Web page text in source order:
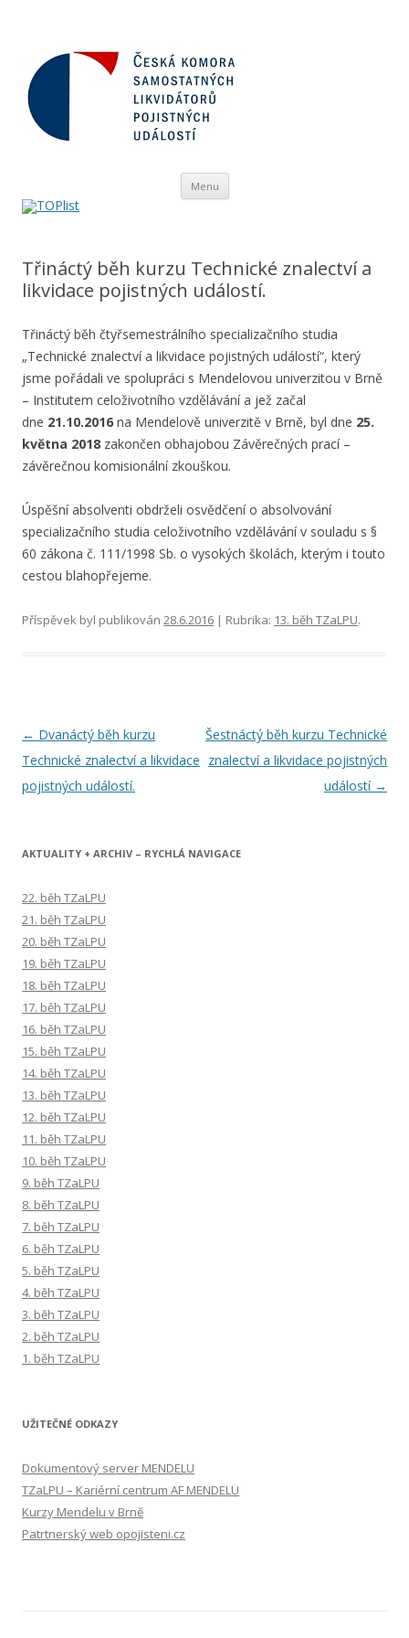
Menu Přejít
obsahu
Třináctý běh kurzu Technické znalectví a
likvidace pojistných událostí.
Třináctý běh čtyřsemestrálního specializačního studia
„Technické znalectví a likvidace pojistných událostí“, který
jsme pořádali ve spolupráci s Mendelovou univerzitou v Brně
– Institutem celoživotního vzdělávání a jež začal
dne 21.10.2016 na Mendelově univerzitě v Brně, byl dne 25.
května 2018 zakončen obhajobou Závěrečných prací –
závěrečnou komisionální zkouškou.
Úspěšní absolventi obdrželi osvědčení o absolvování
specializačního studia celoživotního vzdělávání v souladu s §
60 zákona č. 111/1998 Sb. o vysokých školách, kterým i touto
cestou blahopřejeme.
Příspěvek byl publikován 28.6.2016 | Rubrika: 13. běh TZaLPU.
Navigace
pro
příspěvky
← Dvanáctý běh kurzu
Technické znalectví a likvidace
pojistných událostí.
Šestnáctý běh kurzu Technické
znalectví a likvidace pojistných
událostí →
AKTUALITY + ARCHIV – RYCHLÁ NAVIGACE
22. běh TZaLPU
21. běh TZaLPU
20. běh TZaLPU
19. běh TZaLPU
18. běh TZaLPU
17. běh TZaLPU
16. běh TZaLPU
15. běh TZaLPU
14. běh TZaLPU
13. běh TZaLPU
12. běh TZaLPU
11. běh TZaLPU
10. běh TZaLPU
9. běh TZaLPU
8. běh TZaLPU
7. běh TZaLPU
6. běh TZaLPU
5. běh TZaLPU
4. běh TZaLPU
3. běh TZaLPU
2. běh TZaLPU
1. běh TZaLPU
UŽITEČNÉ ODKAZY
Dokumentový server MENDELU
TZaLPU – Kariérní centrum AF MENDELU
Kurzy Mendelu v Brně
Patrtnerský web opojisteni.cz